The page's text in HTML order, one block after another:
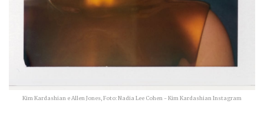
Kim Kardashian e Allen Jones, Foto: Nadia Lee Cohen - Kim Kardashian Instagram